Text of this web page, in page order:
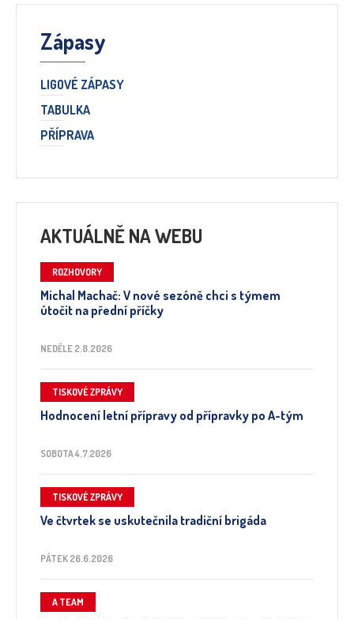
Zápasy
LIGOVÉ ZÁPASY
TABULKA
PŘÍPRAVA
AKTUÁLNĚ NA WEBU
ROZHOVORY
Michal Machač: V nové sezóně chci s týmem
útočit na přední příčky
NEDĚLE 2.8.2026
TISKOVÉ ZPRÁVY
Hodnocení letní přípravy od přípravky po A-tým
SOBOTA 4.7.2026
TISKOVÉ ZPRÁVY
Ve čtvrtek se uskutečnila tradiční brigáda
PÁTEK 26.6.2026
A TEAM